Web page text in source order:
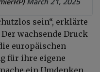
sein“, erklärte
wachsende Druck
europäischen
für ihre eigene